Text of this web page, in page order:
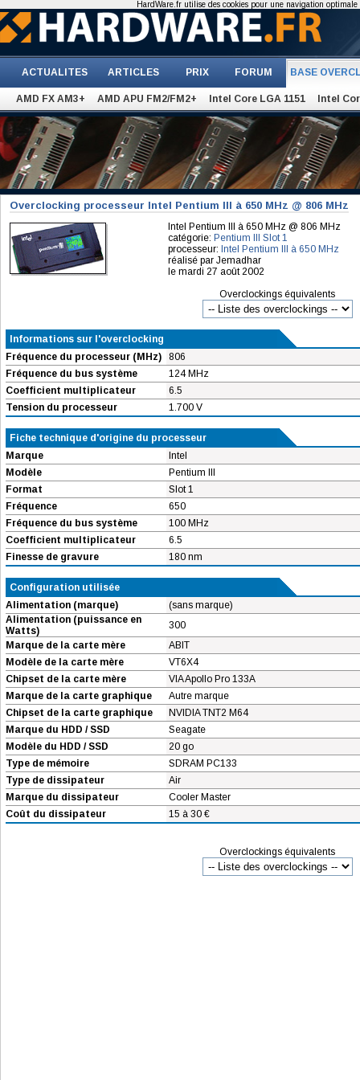
ACTUALITES ARTICLES PRIX FORUM BASE
AMD FX AM3+ AMD APU FM2/FM2+ Intel Core LGA 1151 Intel
Overclocking processeur Intel Pentium III à 650 MHz @ 806 MHz
Intel Pentium III à 650 MHz @ 806 MHz
catégorie: Pentium III Slot 1
processeur: Intel Pentium III à 650 MHz
réalisé par Jemadhar
le mardi 27 août 2002
Overclockings équivalents
Informations sur l'overclocking
Fréquence du processeur (MHz)
806
Fréquence du bus système
124 MHz
Coefficient multiplicateur
6.5
Tension du processeur
1.700 V
Fiche technique d'origine du processeur
Marque
Intel
Modèle
Pentium III
Format
Slot 1
Fréquence
650
Fréquence du bus système
100 MHz
Coefficient multiplicateur
6.5
Finesse de gravure
180 nm
Configuration utilisée
Alimentation (marque)
(sans marque)
Alimentation (puissance en
Watts)
300
Marque de la carte mère
ABIT
Modèle de la carte mère
VT6X4
Chipset de la carte mère
VIA Apollo Pro 133A
Marque de la carte graphique
Autre marque
Chipset de la carte graphique
NVIDIA TNT2 M64
Marque du HDD / SSD
Seagate
Modèle du HDD / SSD
20 go
Type de mémoire
SDRAM PC133
Type de dissipateur
Air
Marque du dissipateur
Cooler Master
Coût du dissipateur
15 à 30 €
Overclockings équivalents
HardWare.fr utilise des cookies pour une navigation